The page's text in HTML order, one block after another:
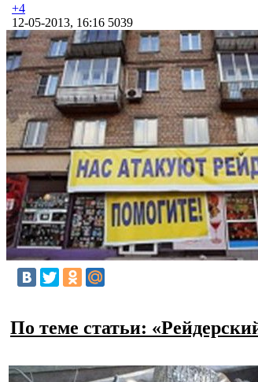
+4
12-05-2013, 16:16 5039
По теме статьи: